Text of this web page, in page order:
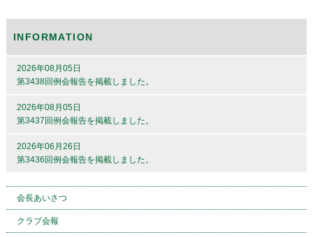
INFORMATION
2026年08月05日
第3438回例会報告を掲載しました。
2026年08月05日
第3437回例会報告を掲載しました。
2026年06月26日
第3436回例会報告を掲載しました。
会長あいさつ
クラブ会報